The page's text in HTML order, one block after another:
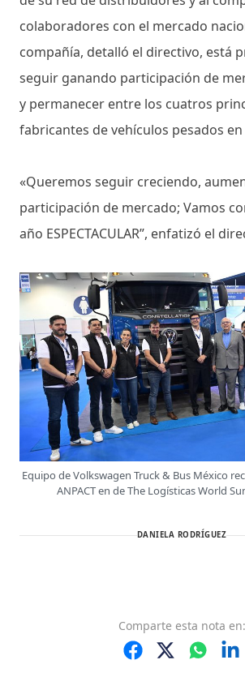
colaboradores con el mercado
compañía, detalló el directivo, está
seguir ganando participación de
y permanecer entre los cuatros
fabricantes de vehículos pesados en
«Queremos seguir creciendo,
participación de mercado; Vamos
año ESPECTACULAR”, enfatizó el
Equipo de Volkswagen Truck & Bus México
ANPACT en de The Logísticas World
DANIELA RODRÍGUEZ
Comparte esta nota en: